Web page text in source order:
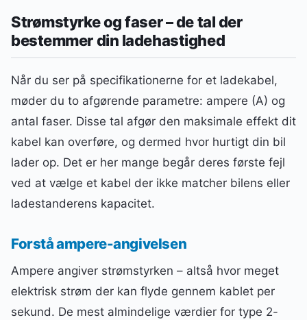
Strømstyrke og faser – de tal der
bestemmer din ladehastighed
Når du ser på specifikationerne for et ladekabel,
møder du to afgørende parametre: ampere (A) og
antal faser. Disse tal afgør den maksimale effekt dit
kabel kan overføre, og dermed hvor hurtigt din bil
lader op. Det er her mange begår deres første fejl
ved at vælge et kabel der ikke matcher bilens eller
ladestanderens kapacitet.
Forstå ampere-angivelsen
Ampere angiver strømstyrken – altså hvor meget
elektrisk strøm der kan flyde gennem kablet per
sekund. De mest almindelige værdier for type 2-